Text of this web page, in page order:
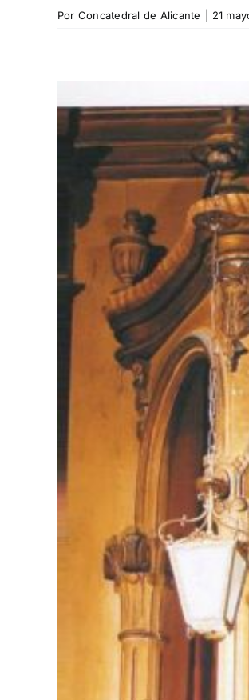
Por Concatedral de Alicante 21
Con tu